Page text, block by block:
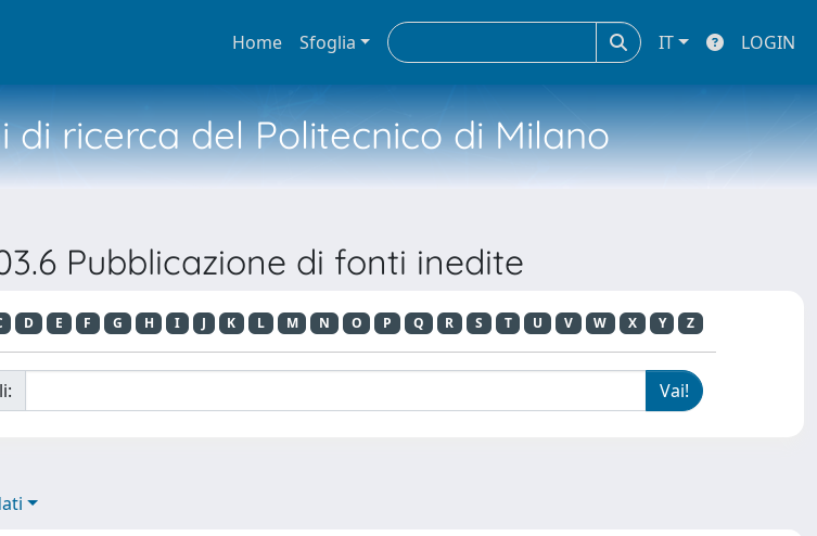
Home Sfoglia IT LOGIN
ricerca del Politecnico di Milano
Pubblicazione di fonti inedite
D E F G H I J K L M N O P Q R S T U V W X Y Z